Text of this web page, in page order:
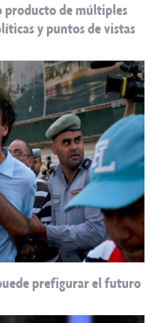
producto de múltiples
y puntos de vistas
prefigurar el futuro